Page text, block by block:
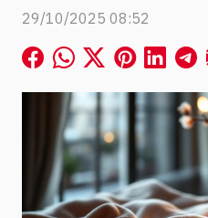
29/10/2025 08:52